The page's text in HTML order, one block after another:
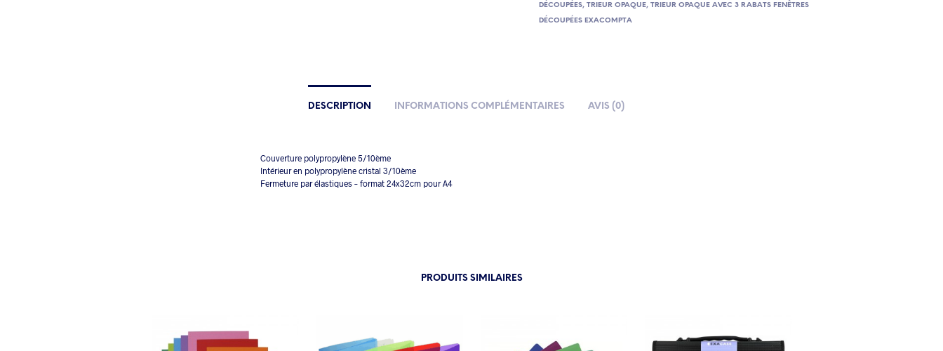
DÉCOUPÉES,TRIEUR OPAQUE,TRIEUR OPAQUE AVEC 3 RABATS FENÊTRES
DÉCOUPÉES EXACOMPTA
DESCRIPTION INFORMATIONS COMPLÉMENTAIRES AVIS (0)
Couverture polypropylène 5/10ème
Intérieur en polypropylène cristal 3/10ème
Fermeture par élastiques – format 24x32cm pour A4
PRODUITS SIMILAIRES